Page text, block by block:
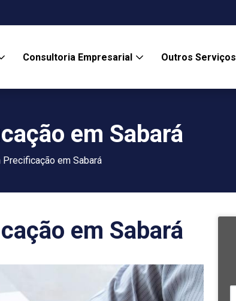
Consultoria Empresarial Outros Serviços
em Sabará
em Sabará
em Sabará